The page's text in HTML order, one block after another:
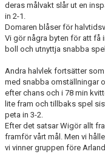
deras målvakt slår ut en
in 2-1.
Domaren blåser för
Vi gör några byten för att få
boll och utnyttja snabba
Andra halvlek fortsätter
med snabba omställningar
efter chans och i 78 min
lite fram och tillbaks spel
peta in 3-2.
Efter det satsar Wigör allt
framför vårt mål. Men vi
vi vinner gruppen före